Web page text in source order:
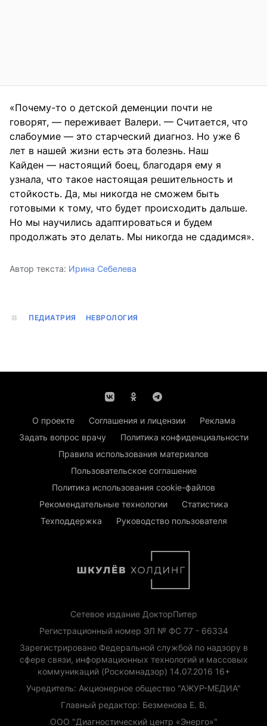
«Почему-то о детской деменции почти не
говорят, — переживает Валери. — Считается, что
слабоумие — это старческий диагноз. Но уже 6
лет в нашей жизни есть эта болезнь. Наш
Кайден — настоящий боец, благодаря ему я
узнала, что такое настоящая решительность и
стойкость. Да, мы никогда не сможем быть
готовыми к тому, что будет происходить дальше.
Но мы научились адаптироваться и будем
продолжать это делать. Мы никогда не сдадимся».
Автор текста: Ирина Себелева
ПЕДИАТРИЯ НЕВРОЛОГИЯ
О проекте Соглашения и лицензии
Реклама
Задать вопрос врачу
Политика конфиденциальности
Правила использования материалов
Пользовательское соглашение
Политика использования cookie-файлов
Рекомендательные технологии
Статистика
Техподдержка
Руководство пользователя
Сетевое издание ДокторПитер
Регистрационный номер ЭЛ № ФС 77 - 66334
Зарегистрировано Федеральной службой по надзору в
сфере связи, информационных технологий и массовых
коммуникаций (Роскомнадзор) 14.07.2016 16+
Учредитель: Акционерное общество "АЖУР-МЕДИА"
Главный редактор: Безменова Е. В.
ООО "Диагностический центр «Энерго»"